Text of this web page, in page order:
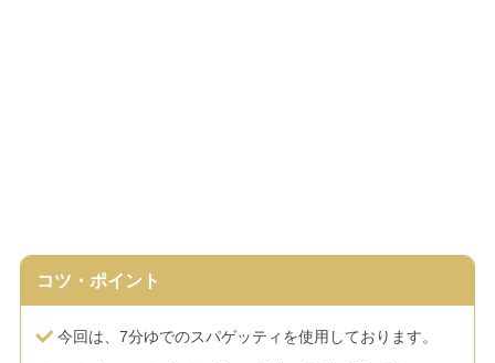
コツ・ポイント
今回は、7分ゆでのスパゲッティを使用しております。